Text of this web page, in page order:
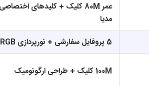
عمر 80M کلیک + کلیدهای اختصاصی
مدیا
5 پروفایل سفارشی + نورپردازی RGB
100M کلیک + طراحی ارگونومیک